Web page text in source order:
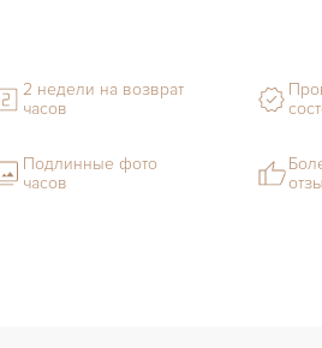
2 недели на возврат
часов
Подлинные фото
часов